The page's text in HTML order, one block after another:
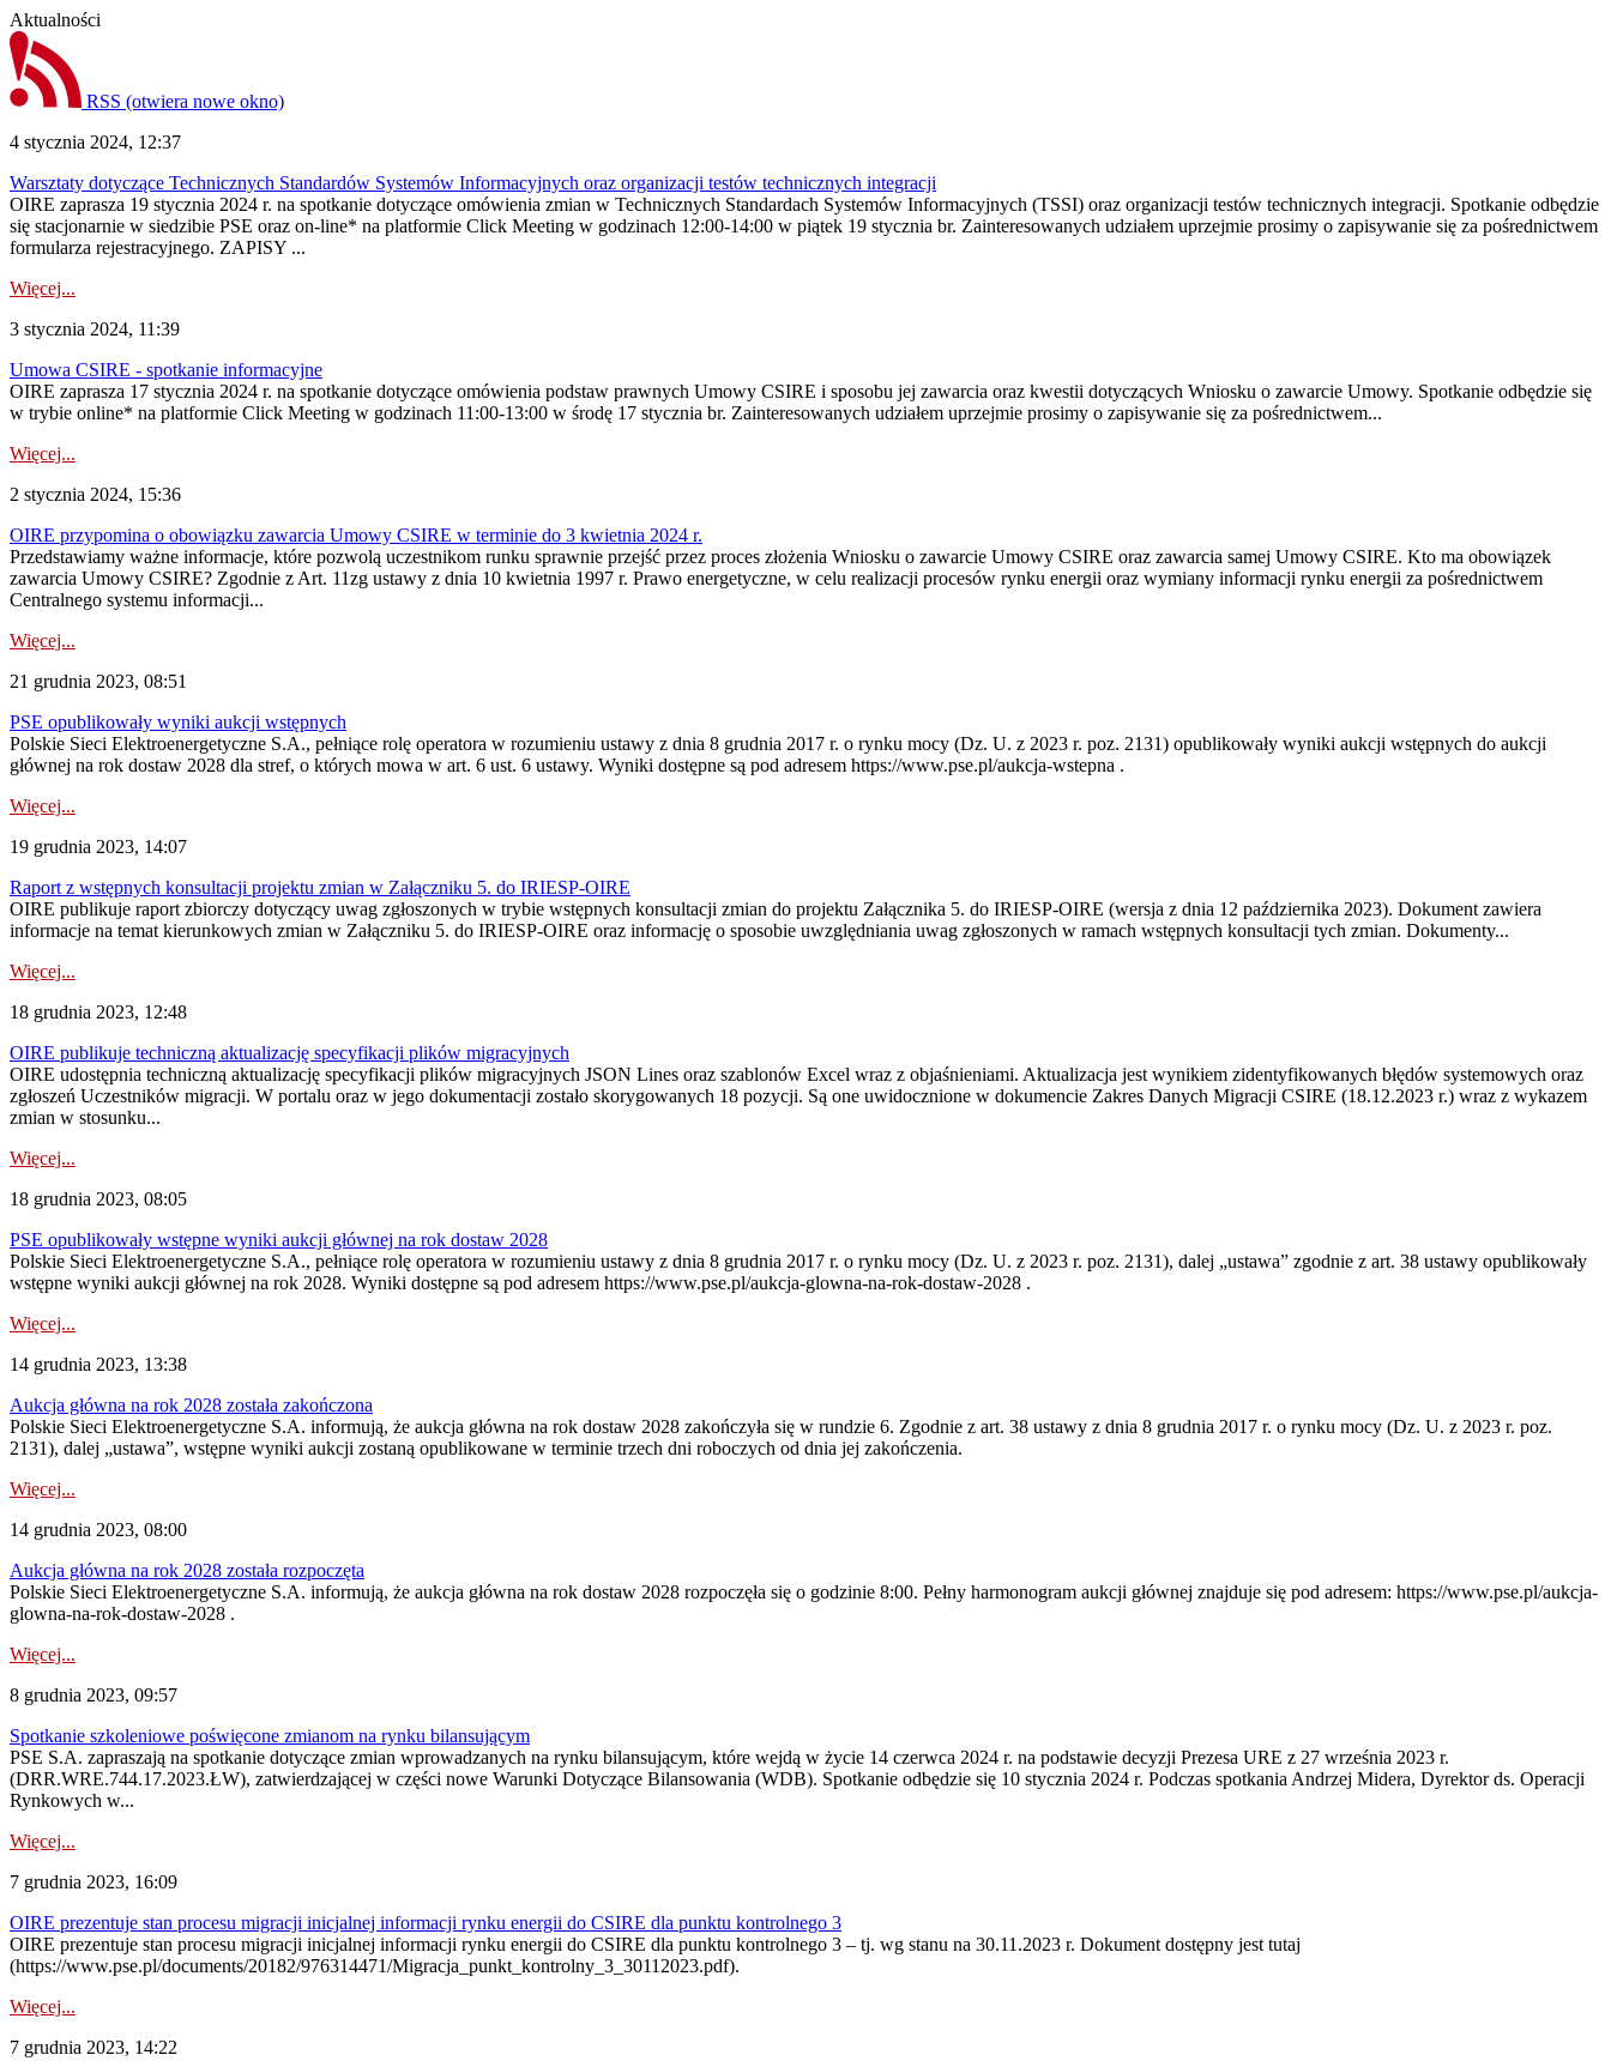
Aktualności
RSS (otwiera nowe okno)
4 stycznia 2024, 12:37
Warsztaty dotyczące Technicznych Standardów Systemów Informacyjnych oraz organizacji testów technicznych integracji
OIRE zaprasza 19 stycznia 2024 r. na spotkanie dotyczące omówienia zmian w Technicznych Standardach Systemów Informacyjnych (TSSI) oraz organizacji testów technicznych integracji. Spotkanie odbędzie
się stacjonarnie w siedzibie PSE oraz on-line* na platformie Click Meeting w godzinach 12:00-14:00 w piątek 19 stycznia br. Zainteresowanych udziałem uprzejmie prosimy o zapisywanie się za pośrednictwem
formularza rejestracyjnego. ZAPISY ...
Więcej...
3 stycznia 2024, 11:39
Umowa CSIRE - spotkanie informacyjne
OIRE zaprasza 17 stycznia 2024 r. na spotkanie dotyczące omówienia podstaw prawnych Umowy CSIRE i sposobu jej zawarcia oraz kwestii dotyczących Wniosku o zawarcie Umowy. Spotkanie odbędzie się
w trybie online* na platformie Click Meeting w godzinach 11:00-13:00 w środę 17 stycznia br. Zainteresowanych udziałem uprzejmie prosimy o zapisywanie się za pośrednictwem...
Więcej...
2 stycznia 2024, 15:36
OIRE przypomina o obowiązku zawarcia Umowy CSIRE w terminie do 3 kwietnia 2024 r.
Przedstawiamy ważne informacje, które pozwolą uczestnikom runku sprawnie przejść przez proces złożenia Wniosku o zawarcie Umowy CSIRE oraz zawarcia samej Umowy CSIRE. Kto ma obowiązek
zawarcia Umowy CSIRE? Zgodnie z Art. 11zg ustawy z dnia 10 kwietnia 1997 r. Prawo energetyczne, w celu realizacji procesów rynku energii oraz wymiany informacji rynku energii za pośrednictwem
Centralnego systemu informacji...
Więcej...
21 grudnia 2023, 08:51
PSE opublikowały wyniki aukcji wstępnych
Polskie Sieci Elektroenergetyczne S.A., pełniące rolę operatora w rozumieniu ustawy z dnia 8 grudnia 2017 r. o rynku mocy (Dz. U. z 2023 r. poz. 2131) opublikowały wyniki aukcji wstępnych do aukcji
głównej na rok dostaw 2028 dla stref, o których mowa w art. 6 ust. 6 ustawy. Wyniki dostępne są pod adresem https://www.pse.pl/aukcja-wstepna .
Więcej...
19 grudnia 2023, 14:07
Raport z wstępnych konsultacji projektu zmian w Załączniku 5. do IRIESP-OIRE
OIRE publikuje raport zbiorczy dotyczący uwag zgłoszonych w trybie wstępnych konsultacji zmian do projektu Załącznika 5. do IRIESP-OIRE (wersja z dnia 12 października 2023). Dokument zawiera
informacje na temat kierunkowych zmian w Załączniku 5. do IRIESP-OIRE oraz informację o sposobie uwzględniania uwag zgłoszonych w ramach wstępnych konsultacji tych zmian. Dokumenty...
Więcej...
18 grudnia 2023, 12:48
OIRE publikuje techniczną aktualizację specyfikacji plików migracyjnych
OIRE udostępnia techniczną aktualizację specyfikacji plików migracyjnych JSON Lines oraz szablonów Excel wraz z objaśnieniami. Aktualizacja jest wynikiem zidentyfikowanych błędów systemowych oraz
zgłoszeń Uczestników migracji. W portalu oraz w jego dokumentacji zostało skorygowanych 18 pozycji. Są one uwidocznione w dokumencie Zakres Danych Migracji CSIRE (18.12.2023 r.) wraz z wykazem
zmian w stosunku...
Więcej...
18 grudnia 2023, 08:05
PSE opublikowały wstępne wyniki aukcji głównej na rok dostaw 2028
Polskie Sieci Elektroenergetyczne S.A., pełniące rolę operatora w rozumieniu ustawy z dnia 8 grudnia 2017 r. o rynku mocy (Dz. U. z 2023 r. poz. 2131), dalej „ustawa” zgodnie z art. 38 ustawy opublikowały
wstępne wyniki aukcji głównej na rok 2028. Wyniki dostępne są pod adresem https://www.pse.pl/aukcja-glowna-na-rok-dostaw-2028 .
Więcej...
14 grudnia 2023, 13:38
Aukcja główna na rok 2028 została zakończona
Polskie Sieci Elektroenergetyczne S.A. informują, że aukcja główna na rok dostaw 2028 zakończyła się w rundzie 6. Zgodnie z art. 38 ustawy z dnia 8 grudnia 2017 r. o rynku mocy (Dz. U. z 2023 r. poz.
2131), dalej „ustawa”, wstępne wyniki aukcji zostaną opublikowane w terminie trzech dni roboczych od dnia jej zakończenia.
Więcej...
14 grudnia 2023, 08:00
Aukcja główna na rok 2028 została rozpoczęta
Polskie Sieci Elektroenergetyczne S.A. informują, że aukcja główna na rok dostaw 2028 rozpoczęła się o godzinie 8:00. Pełny harmonogram aukcji głównej znajduje się pod adresem: https://www.pse.pl/aukcja-
glowna-na-rok-dostaw-2028 .
Więcej...
8 grudnia 2023, 09:57
Spotkanie szkoleniowe poświęcone zmianom na rynku bilansującym
PSE S.A. zapraszają na spotkanie dotyczące zmian wprowadzanych na rynku bilansującym, które wejdą w życie 14 czerwca 2024 r. na podstawie decyzji Prezesa URE z 27 września 2023 r.
(DRR.WRE.744.17.2023.ŁW), zatwierdzającej w części nowe Warunki Dotyczące Bilansowania (WDB). Spotkanie odbędzie się 10 stycznia 2024 r. Podczas spotkania Andrzej Midera, Dyrektor ds. Operacji
Rynkowych w...
Więcej...
7 grudnia 2023, 16:09
OIRE prezentuje stan procesu migracji inicjalnej informacji rynku energii do CSIRE dla punktu kontrolnego 3
OIRE prezentuje stan procesu migracji inicjalnej informacji rynku energii do CSIRE dla punktu kontrolnego 3 – tj. wg stanu na 30.11.2023 r. Dokument dostępny jest tutaj
(https://www.pse.pl/documents/20182/976314471/Migracja_punkt_kontrolny_3_30112023.pdf).
Więcej...
7 grudnia 2023, 14:22